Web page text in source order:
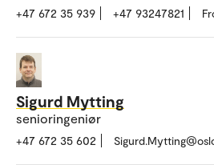
+47 672 35 939 +47 93247821
Sigurd Mytting
senioringeniør
+47 672 35 602